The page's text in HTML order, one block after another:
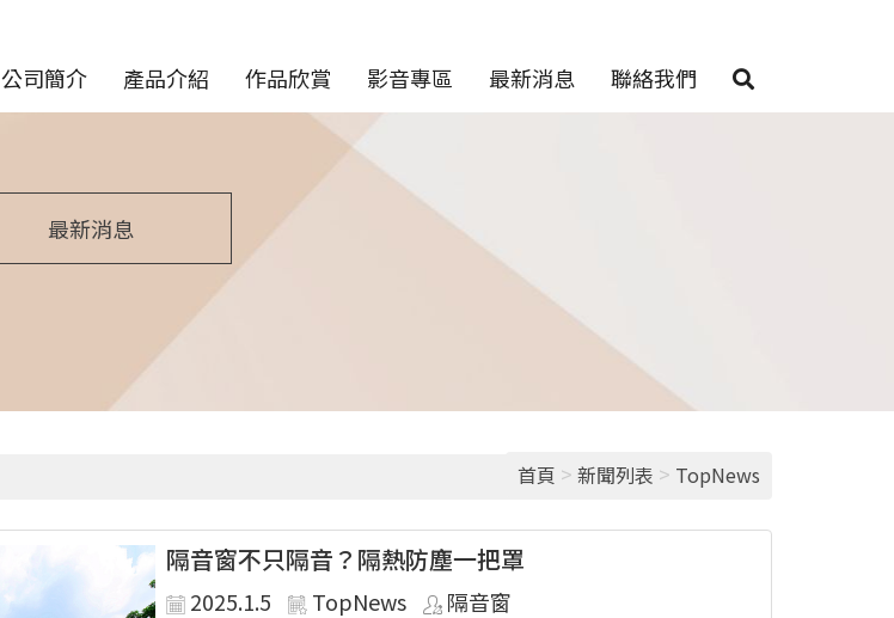
公司簡介 產品介紹 作品欣賞 影音專區 最新消息 聯絡我們
最新消息
首頁 > 新聞列表 > TopNews
隔音窗不只隔音？隔熱防塵一把罩
2025.1.5 TopNews
隔音窗